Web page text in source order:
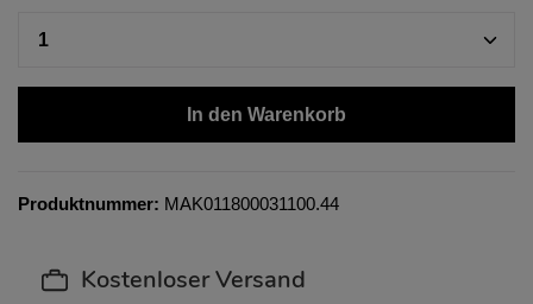
In den Warenkorb
Produktnummer: MAK011800031100.44
Kostenloser Versand